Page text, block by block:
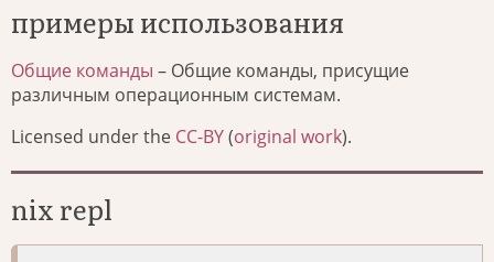
примеры использования
Общие команды – Общие команды, присущие
различным операционным системам.
Licensed under the CC-BY(original work).
nix repl